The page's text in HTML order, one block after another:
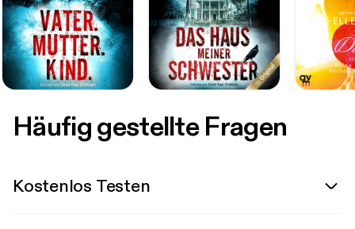
Häufig gestellte Fragen
Kostenlos Testen